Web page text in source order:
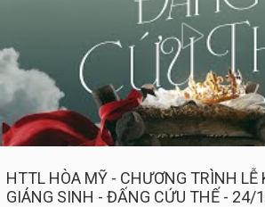
Play
Video
HTTL HÒA MỸ - CHƯƠNG TRÌNH LỄ
GIÁNG SINH - ĐẤNG CỨU THẾ - 24/